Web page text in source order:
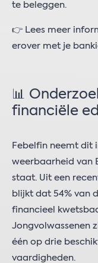
te beleggen.
👉 Lees meer
erover met je
📊
financiële
Febelfin neemt
weerbaarheid van
staat. Uit een
blijkt dat 54% van
financieel
Jongvolwassenen
één op drie
vaardigheden.